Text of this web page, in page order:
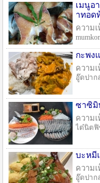
เมนูอ
าทอด
ความเ
กะพง
ความเ
อู๊ดปาก
ซาซิมิ
ความเ
ไต๋นิตฟิ
บะหมี่
ความเ
อู๊ดปาก